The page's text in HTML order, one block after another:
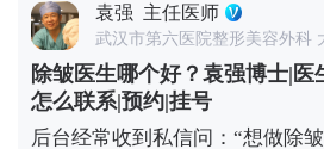
但能帮你恢复到5-10年前的状态
久。当然，它也是有创伤和风险
先充分了解，再找专业医生制定
于MCR复合提升术的问题，可以
关键，直接影响术后疤痕隐蔽性
口藏在发际线内、耳前或耳后这
量做到术后不仔细看根本发现不了。 第三步是
提升，这是手术的核心。我一般
袁强 主任医师
武汉市第六医院整形美容外科
除皱医生哪个好？袁强博士|医
怎么联系|预约|挂号
后台经常收到私信问：“想做除